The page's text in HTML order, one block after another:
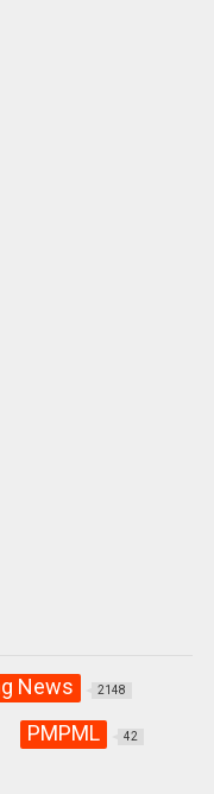
News 2148
PMPML 42